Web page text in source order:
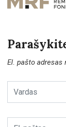
El. pašto adresas